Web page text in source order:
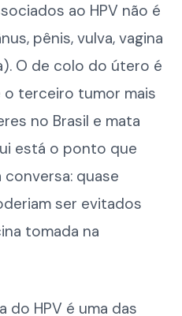
ao HPV não é
pênis, vulva, vagina
O de colo do útero é
terceiro tumor mais
no Brasil e mata
está o ponto que
quase
ser evitados
tomada na
do HPV é uma das